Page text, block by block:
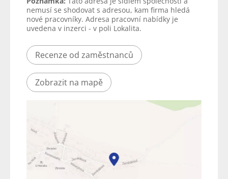
nemusí se shodovat s adresou, kam firma hledá
nové pracovníky. Adresa pracovní nabídky je
uvedena v inzerci - v poli Lokalita.
Recenze od zaměstnanců
Zobrazit na mapě